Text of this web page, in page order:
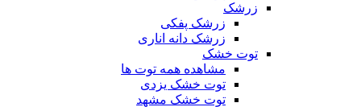
زرشک
زرشک پفکی
زرشک دانه اناری
توت خشک
مشاهده همه توت ها
توت خشک یزدی
توت خشک مشهد